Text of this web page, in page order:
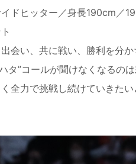
ドヒッター／身長190cm／
会い、共に戦い、勝利を分
タ”コールが聞けなくなるの
全力で挑戦し続けていきた